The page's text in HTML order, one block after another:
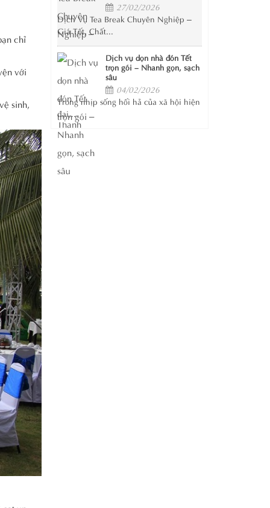
chỉ
với
sinh,
27/02/2026
Dịch Vụ Tea Break Chuyên Nghiệp –
Giá Tốt, Chất...
Dịch vụ dọn nhà đón Tết
trọn gói – Nhanh gọn, sạch
sâu
04/02/2026
Trong nhịp sống hối hả của xã hội hiện
đại,...